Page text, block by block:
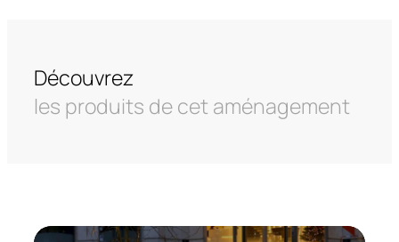
Découvrez
les produits de cet aménagement